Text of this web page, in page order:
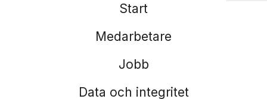
Start
Medarbetare
Jobb
Data och integritet